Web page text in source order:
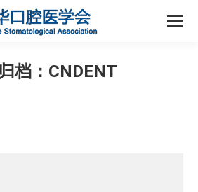
档： CNDENT